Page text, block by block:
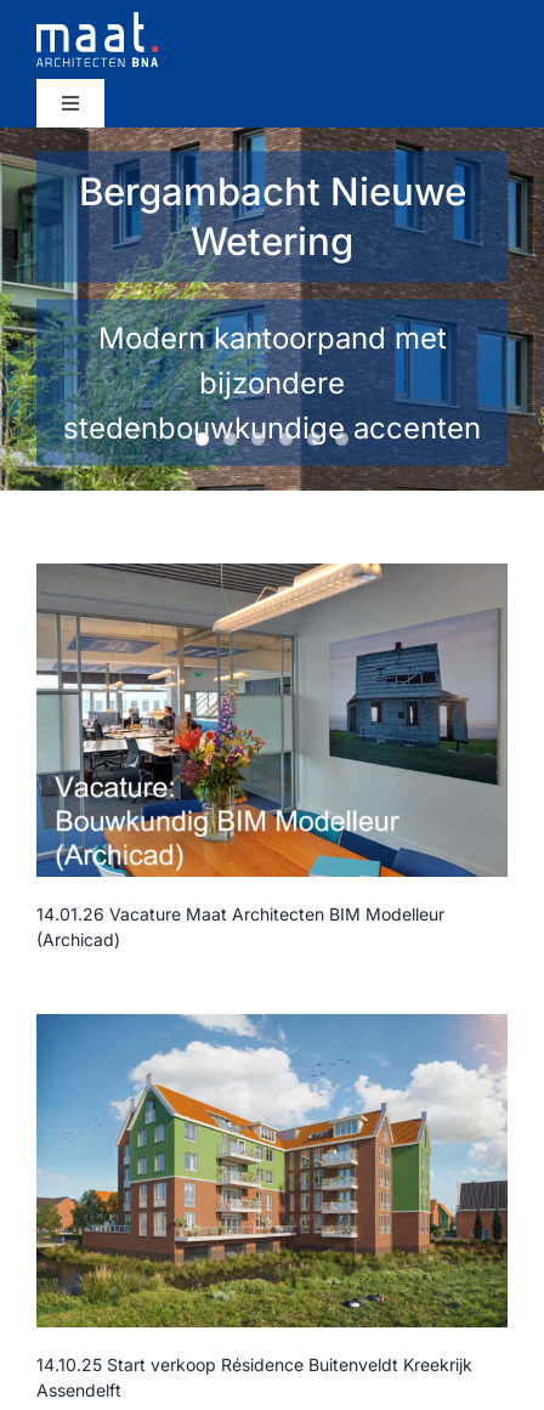
naar
inhoud
Toggle
Navigation
projecten
bureau
werkwijze
nieuws
contact
Bergambacht Nieuwe
Wetering
Modern kantoorpand met
bijzondere
stedenbouwkundige accenten
14.01.26 Vacature Maat Architecten BIM Modelleur
(Archicad)
14.10.25 Start verkoop Résidence Buitenveldt Kreekrijk
Assendelft